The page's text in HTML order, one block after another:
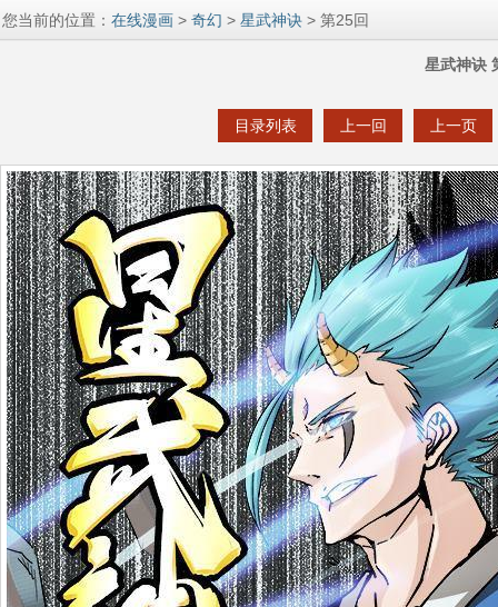
您当前的位置： 在线漫画 > 奇幻 > 星武神诀 > 第25回
星武神诀
目录列表 上一回 上一页